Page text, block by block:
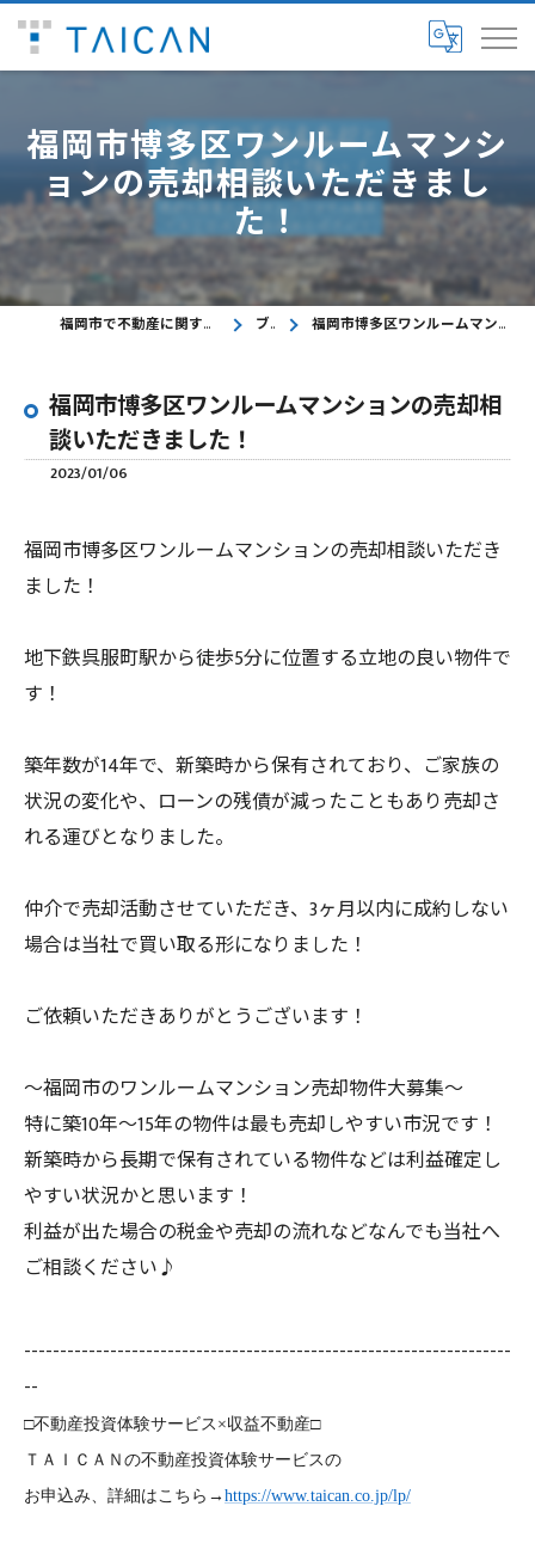
福岡市博多区ワンルームマンシ
ョンの売却相談いただきまし
た！
福岡市で不動産に関するご相談ならTAICAN株式会社 ブログ 福岡市博多区ワンルームマンションの売却相談いただきました！
福岡市博多区ワンルームマンションの売却相
談いただきました！
2023/01/06
福岡市博多区ワンルームマンションの売却相談いただき
ました！
地下鉄呉服町駅から徒歩5分に位置する立地の良い物件で
す！
築年数が14年で、新築時から保有されており、ご家族の
状況の変化や、ローンの残債が減ったこともあり売却さ
れる運びとなりました。
仲介で売却活動させていただき、3ヶ月以内に成約しない
場合は当社で買い取る形になりました！
ご依頼いただきありがとうございます！
～福岡市のワンルームマンション売却物件大募集～
特に築10年～15年の物件は最も売却しやすい市況です！
新築時から長期で保有されている物件などは利益確定し
やすい状況かと思います！
利益が出た場合の税金や売却の流れなどなんでも当社へ
ご相談ください♪
--------------------------------------------------------------------
--
□不動産投資体験サービス×収益不動産□
ＴＡＩＣＡＮの不動産投資体験サービスの
お申込み、詳細はこちら→ https://www.taican.co.jp/lp/